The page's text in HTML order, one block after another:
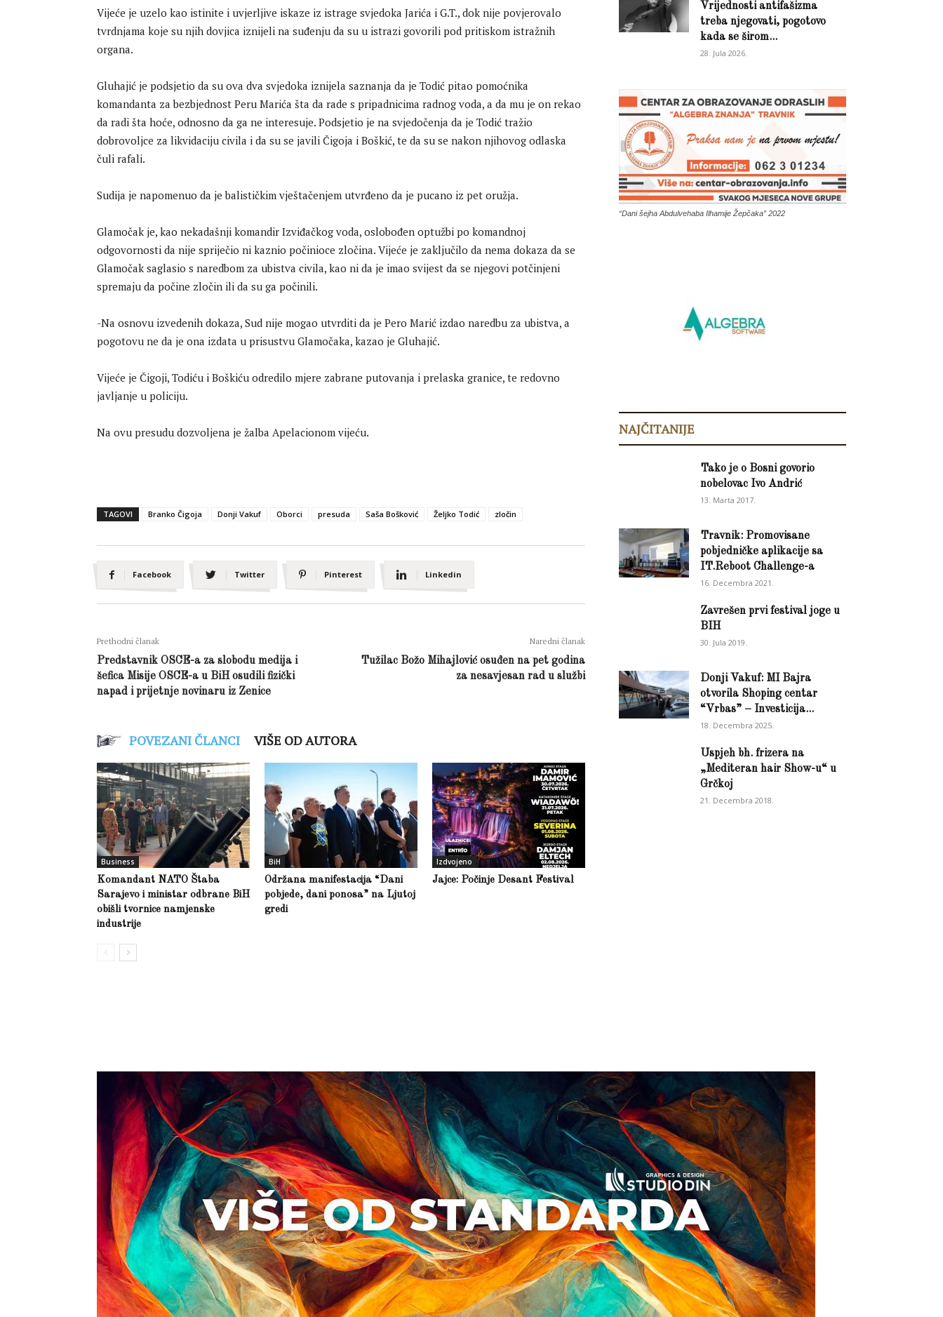
Vijeće je uzelo kao istinite i uvjerljive iskaze iz istrage svjedoka Jarića i G.T., dok nije povjerovalo
tvrdnjama koje su njih dovjica iznijeli na suđenju da su u istrazi govorili pod pritiskom istražnih
organa.
Gluhajić je podsjetio da su ova dva svjedoka iznijela saznanja da je Todić pitao pomoćnika
komandanta za bezbjednost Peru Marića šta da rade s pripadnicima radnog voda, a da mu je on rekao
da radi šta hoće, odnosno da ga ne interesuje. Podsjetio je na svjedočenja da je Todić tražio
dobrovoljce za likvidaciju civila i da su se javili Čigoja i Boškić, te da su se nakon njihovog odlaska
čuli rafali.
Sudija je napomenuo da je balističkim vještačenjem utvrđeno da je pucano iz pet oružja.
Glamočak je, kao nekadašnji komandir Izviđačkog voda, oslobođen optužbi po komandnoj
odgovornosti da nije spriječio ni kaznio počinioce zločina. Vijeće je zaključilo da nema dokaza da se
Glamočak saglasio s naredbom za ubistva civila, kao ni da je imao svijest da se njegovi potčinjeni
spremaju da počine zločin ili da su ga počinili.
-Na osnovu izvedenih dokaza, Sud nije mogao utvrditi da je Pero Marić izdao naredbu za ubistva, a
pogotovu ne da je ona izdata u prisustvu Glamočaka, kazao je Gluhajić.
Vijeće je Čigoji, Todiću i Boškiću odredilo mjere zabrane putovanja i prelaska granice, te redovno
javljanje u policiju.
Na ovu presudu dozvoljena je žalba Apelacionom vijeću.
TAGOVI Branko Čigoja Donji Vakuf Oborci presuda Saša Bošković Željko Todić zločin
Facebook Twitter Pinterest Linkedin
Prethodni članak
Predstavnik OSCE-a za slobodu medija i
šefica Misije OSCE-a u BiH osudili fizički
napad i prijetnje novinaru iz Zenice
Naredni članak
Tužilac Božo Mihajlović osuđen na pet godina
za nesavjesan rad u službi
POVEZANI ČLANCI VIŠE OD AUTORA
Business
Komandant NATO Štaba
Sarajevo i ministar odbrane BiH
obišli tvornice namjenske
industrije
BiH
Održana manifestacija “Dani
pobjede, dani ponosa” na Ljutoj
gredi
Izdvojeno
Jajce: Počinje Desant Festival
Vrijednosti antifašizma
treba njegovati, pogotovo
kada se širom...
28. Jula 2026.
“Dani šejha Abdulvehaba Ilhamije Žepčaka” 2022
NAJČITANIJE
Tako je o Bosni govorio
nobelovac Ivo Andrić
13. Marta 2017.
Travnik: Promovisane
pobjedničke aplikacije sa
IT.Reboot Challenge-a
16. Decembra 2021.
Zavrešen prvi festival joge u
BIH
30. Jula 2019.
Donji Vakuf: MI Bajra
otvorila Shoping centar
“Vrbas” – Investicija...
18. Decembra 2025.
Uspjeh bh. frizera na
„Mediteran hair Show-u“ u
Grčkoj
21. Decembra 2018.